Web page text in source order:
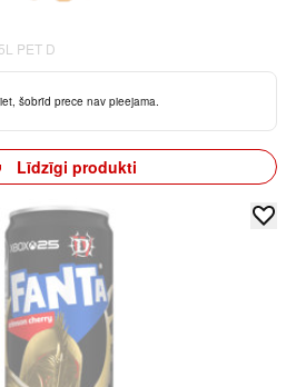
PET D
šobrīd prece nav pieejama.
Līdzīgi produkti